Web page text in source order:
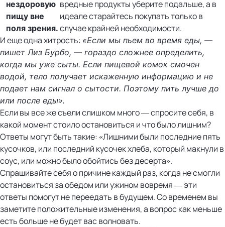
нездоровую
пищу вне
поля зрения.
вредные продукты уберите подальше, а в
идеале старайтесь покупать только в
случае крайней необходимости.
И еще одна хитрость: «Если мы пьем во время еды, —
пишет Лиз Бурбо, — гораздо сложнее определить,
когда мы уже сыты. Если пищевой комок смочен
водой, тело получает искаженную информацию и не
подает нам сигнал о сытости. Поэтому пить лучше до
или после еды».
Если вы все же съели слишком много — спросите себя, в
какой момент стоило остановиться и что было лишним?
Ответы могут быть такие: «Лишними были последние пять
кусочков, или последний кусочек хлеба, который макнули в
соус, или можно было обойтись без десерта».
Спрашивайте себя о причине каждый раз, когда не смогли
остановиться за обедом или ужином вовремя — эти
ответы помогут не переедать в будущем. Со временем вы
заметите положительные изменения, а вопрос как меньше
есть больше не будет вас волновать.